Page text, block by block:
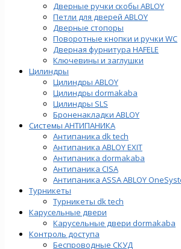
Дверные ручки скобы ABLOY
Петли для дверей ABLOY
Дверные стопоры
Поворотные кнопки и ручки WC
Дверная фурнитура HAFELE
Ключевины и заглушки
Цилиндры
Цилиндры ABLOY
Цилиндры dormakaba
Цилиндры SLS
Броненакладки ABLOY
Системы АНТИПАНИКА
Антипаника dk tech
Антипаника ABLOY EXIT
Антипаника dormakaba
Антипаника СISA
Антипаника ASSA ABLOY
Турникеты
Турникеты dk tech
Карусельные двери
Карусельные двери dormakaba
Контроль доступа
Беспроводные СКУД